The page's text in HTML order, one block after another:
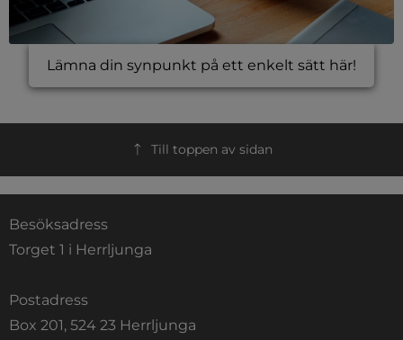
Lämna din synpunkt på ett enkelt sätt här!
Till toppen av sidan
Besöksadress
Torget 1 i Herrljunga
Postadress
Box 201, 524 23 Herrljunga